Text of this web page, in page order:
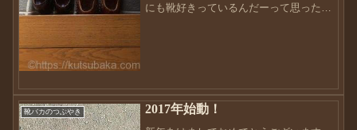
にも靴好きっているんだーって思ったの
靴バカのつぶやき 2017年始動！